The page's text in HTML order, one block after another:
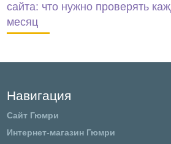
сайта: что нужно проверять
месяц
Навигация
Сайт Гюмри
Интернет-магазин Гюмри